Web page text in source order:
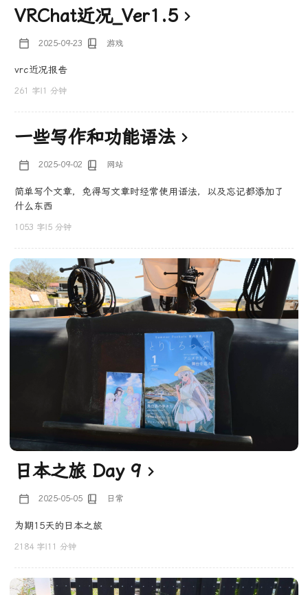
VRChat近况_Ver1.5
2025-09-23 游戏
vrc近况报告
261 字 1 分钟
一些写作和功能语法
2025-09-02 网站
简单写个文章，免得写文章时经常使用语法，以及忘记都添加了
什么东西
1053 字 5 分钟
日本之旅 Day 9
2025-05-05 日常
为期15天的日本之旅
2184 字|11 分钟